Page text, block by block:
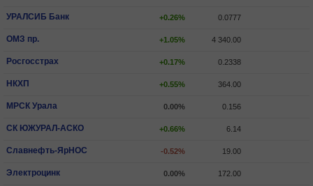
УРАЛСИБ Банк +0.26% 0.0777
ОМЗ пр. +1.05% 4 340.00
Росгосстрах +0.17% 0.2338
НКХП +0.55% 364.00
МРСК Урала 0.00% 0.156
СК ЮЖУРАЛ-АСКО +0.66% 6.14
Славнефть-ЯрНОС -0.52% 19.00
Электроцинк 0.00% 172.00